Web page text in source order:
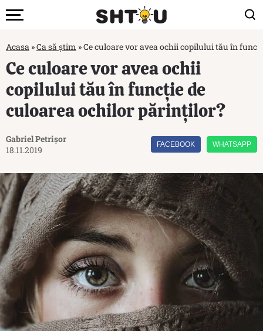
Acasa »Ca să știm »Ce culoare vor avea ochii copilului tău în
Ce culoare vor avea ochii
copilului tău în funcție de
culoarea ochilor părinților?
Gabriel Petrișor
18.11.2019
FACEBOOK WHATSAPP